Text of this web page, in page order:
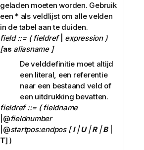
geladen moeten worden. Gebruik
een * als veldlijst om alle velden
in de tabel aan te duiden.
field ::= ( fieldref|
expression )
[as aliasname ]
De velddefinitie moet altijd
een literal, een referentie
naar een bestaand veld of
een uitdrukking bevatten.
fieldref ::= ( fieldname
|@fieldnumber
|@startpos:endpos [I|U|R|B|
T] )